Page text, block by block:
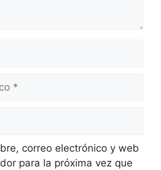
correo electrónico y web
para la próxima vez que